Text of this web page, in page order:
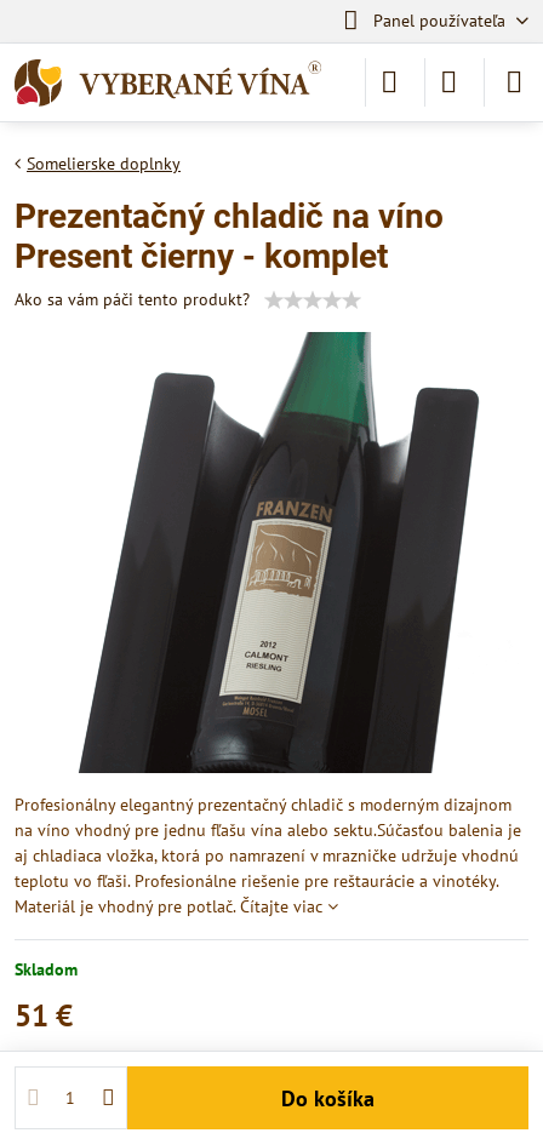
Panel používateľa
Somelierske doplnky
Prezentačný chladič na víno
Present čierny - komplet
Ako sa vám páči tento produkt?
Profesionálny elegantný prezentačný chladič s moderným dizajnom
na víno vhodný pre jednu fľašu vína alebo sektu.Súčasťou balenia je
aj chladiaca vložka, ktorá po namrazení v mrazničke udržuje vhodnú
teplotu vo fľaši. Profesionálne riešenie pre reštaurácie a vinotéky.
Materiál je vhodný pre potlač.Čítajte viac
Skladom
51 €
Do košíka